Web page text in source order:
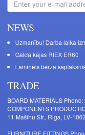
NEWS
Uzmanību! Darba laika
Galda kājas RIEX ER60
Laminēts bērza
TRADE
BOARD MATERIALS
COMPONENTS
11 Mašīnu Str., Riga, LV-
FURNITURE FITTINGS